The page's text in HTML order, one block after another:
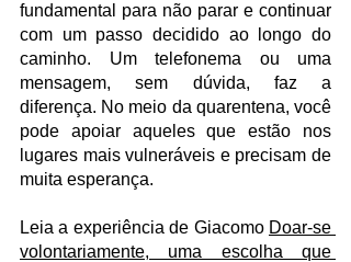
fundamental para não parar e continuar
com um passo decidido ao longo do
caminho. Um telefonema ou uma
mensagem, sem dúvida, faz a
diferença. No meio da quarentena, você
pode apoiar aqueles que estão nos
lugares mais vulneráveis ​​e precisam de
muita esperança.
Leia a experiência de Giacomo Doar-se
volontariamente, uma escolha que